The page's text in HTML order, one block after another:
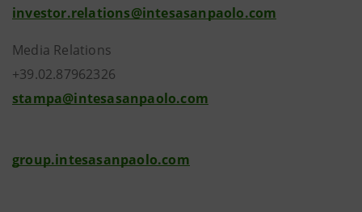
investor.relations@intesasanpaolo.com
Media Relations
+39.02.87962326
stampa@intesasanpaolo.com
group.intesasanpaolo.com